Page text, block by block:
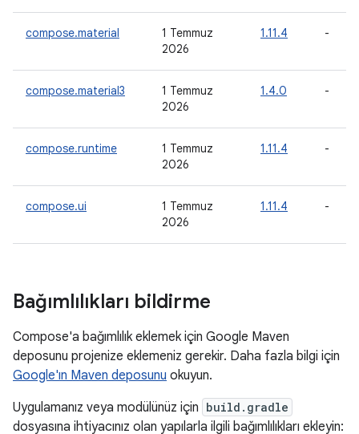
compose.material
1 Temmuz
2026
1.11.4 -
compose.material3
1 Temmuz
2026
1.4.0 -
compose.runtime
1 Temmuz
2026
1.11.4 -
compose.ui
1 Temmuz
2026
1.11.4 -
Bağımlılıkları bildirme
Compose'a bağımlılık eklemek için Google Maven
deposunu projenize eklemeniz gerekir. Daha fazla bilgi için
Google'ın Maven deposunu okuyun.
Uygulamanız veya modülünüz için build.gradle
dosyasına ihtiyacınız olan yapılarla ilgili bağımlılıkları ekleyin: